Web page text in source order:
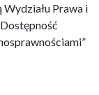
Prawa i